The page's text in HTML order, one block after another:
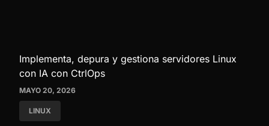
Implementa, depura y gestiona servidores Linux
con IA con CtrlOps
MAYO 20, 2026
LINUX